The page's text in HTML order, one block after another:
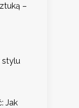
–
stylu
Jak